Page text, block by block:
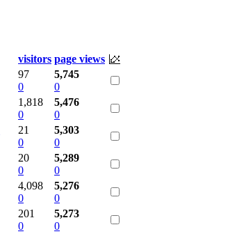
visitors page views
97
0
5,745
0
1,818
0
5,476
0
21
0
5,303
0
20
0
5,289
0
4,098
0
5,276
0
201
0
5,273
0